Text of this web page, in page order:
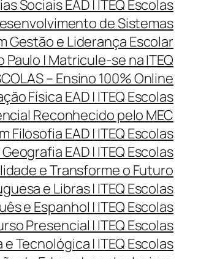
Sociais EAD | ITEQ Escolas
de Sistemas
Gestão e Liderança Escolar
| Matricule-se na ITEQ
– Ensino 100% Online
Física EAD | ITEQ Escolas
Reconhecido pelo MEC
Filosofia EAD | ITEQ Escolas
EAD | ITEQ Escolas
e Transforme o Futuro
e Libras | ITEQ Escolas
e Espanhol | ITEQ Escolas
Presencial | ITEQ Escolas
Tecnológica | ITEQ Escolas